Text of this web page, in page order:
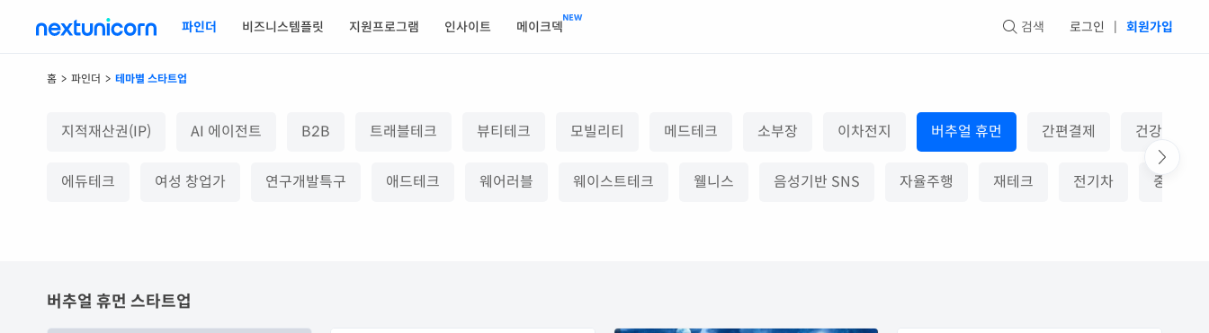
파인더 비즈니스템플릿 지원프로그램 인사이트 메이크덱 검색 로그인 회원가입
홈 > 파인더 > 테마별 스타트업
지적재산권(IP) AI 에이전트 B2B 트래블테크 뷰티테크 모빌리티 메드테크 소부장 이차전지 버추얼 휴먼 간편결제 건강기능식
에듀테크 여성 창업가 연구개발특구 애드테크 웨어러블 웨이스트테크 웰니스 음성기반 SNS 자율주행 재테크 전기차 중고거래
버추얼 휴먼 스타트업